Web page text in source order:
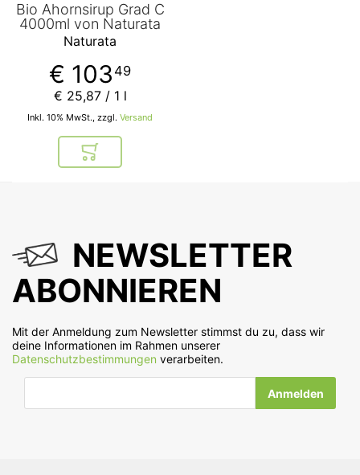
Bio Ahornsirup Grad C
4000ml von Naturata
Naturata
€ 103 49
Inkl. 10% MwSt., zzgl. Versand
€ 25,87/ 1 l
In den Warenkorb
NEWSLETTER
ABONNIEREN
Mit der Anmeldung zum Newsletter stimmst du zu, dass wir
deine Informationen im Rahmen unserer
Datenschutzbestimmungen verarbeiten.
E-Mail-Adresse